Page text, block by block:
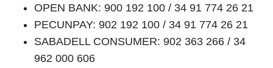
OPEN BANK: 900 192 100 / 34 91 774 26 21
PECUNPAY: 902 192 100 / 34 91 774 26 21
SABADELL CONSUMER: 902 363 266 / 34
962 000 606